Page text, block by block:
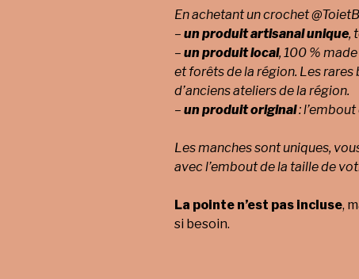
En achetant un crochet
– un produit artisanal unique,
– un produit local, 100 %
et forêts de la région. Les rares
d’anciens ateliers de la région.
– un produit original:
Les manches sont uniques,
avec l’embout de la taille de
La pointe n’est pas incluse,
si besoin.